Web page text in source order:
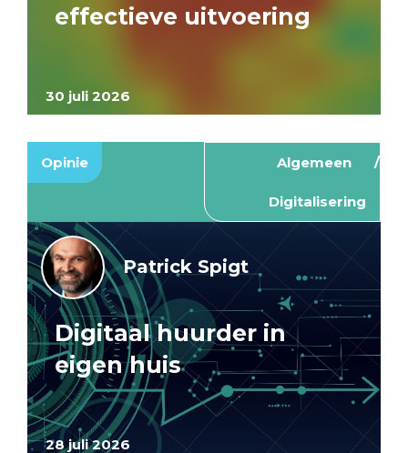
30 juli 2026
effectieve uitvoering
Opinie Algemeen
Digitalisering
28 juli 2026
Patrick Spigt
Digitaal huurder in
eigen huis